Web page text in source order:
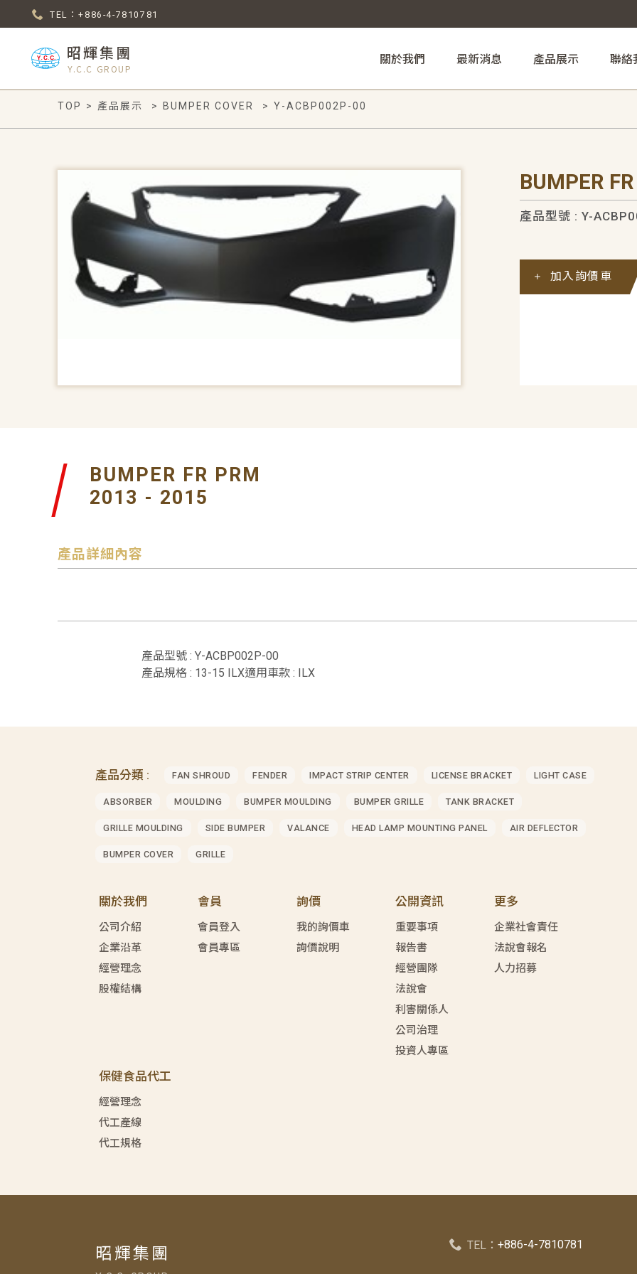
TEL：+886-4-7810781
昭輝集團
Y.C.C GROUP
關於我們 最新消息 產品展示 聯絡
TOP > 產品展示 > BUMPER COVER > Y-ACBP002P-00
BUMPER
產品型號 : Y-
加入詢價車
BUMPER FR PRM
2013 - 2015
產品詳細內容
產品型號 : Y-ACBP002P-00
產品規格 : 13-15 ILX適用車款 : ILX
產品分類 : FAN SHROUD FENDER IMPACT STRIP CENTER LICENSE BRACKET LIGHT CASE
ABSORBER MOULDING BUMPER MOULDING BUMPER GRILLE TANK BRACKET
GRILLE MOULDING SIDE BUMPER VALANCE HEAD LAMP MOUNTING PANEL AIR DEFLECTOR
BUMPER COVER GRILLE
關於我們
公司介紹
企業沿革
經營理念
股權結構
會員
會員登入
會員專區
詢價
我的詢價車
詢價說明
公開資訊
重要事項
報告書
經營團隊
法說會
利害關係人
公司治理
投資人專區
更多
企業社會責任
法說會報名
人力招募
保健食品代工
經營理念
代工產線
代工規格
昭輝集團 TEL： +886-4-7810781